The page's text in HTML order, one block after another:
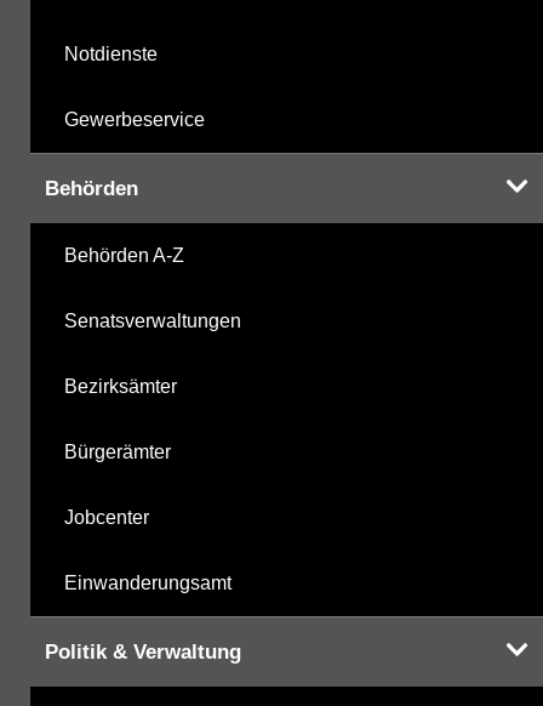
Notdienste
Gewerbeservice
Behörden
Behörden A-Z
Senatsverwaltungen
Bezirksämter
Bürgerämter
Jobcenter
Einwanderungsamt
Politik & Verwaltung